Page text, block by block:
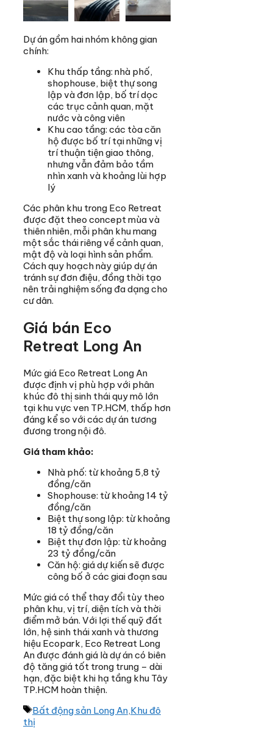
Dự án gồm hai nhóm không gian
chính:
Khu thấp tầng: nhà phố,
shophouse, biệt thự song
lập và đơn lập, bố trí dọc
các trục cảnh quan, mặt
nước và công viên
Khu cao tầng: các tòa căn
hộ được bố trí tại những vị
trí thuận tiện giao thông,
nhưng vẫn đảm bảo tầm
nhìn xanh và khoảng lùi hợp
lý
Các phân khu trong Eco Retreat
được đặt theo concept mùa và
thiên nhiên, mỗi phân khu mang
một sắc thái riêng về cảnh quan,
mật độ và loại hình sản phẩm.
Cách quy hoạch này giúp dự án
tránh sự đơn điệu, đồng thời tạo
nên trải nghiệm sống đa dạng cho
cư dân.
Giá bán Eco
Retreat Long An
Mức giá Eco Retreat Long An
được định vị phù hợp với phân
khúc đô thị sinh thái quy mô lớn
tại khu vực ven TP.HCM, thấp hơn
đáng kể so với các dự án tương
đương trong nội đô.
Giá tham khảo:
Nhà phố: từ khoảng 5,8 tỷ
đồng/căn
Shophouse: từ khoảng 14 tỷ
đồng/căn
Biệt thự song lập: từ khoảng
18 tỷ đồng/căn
Biệt thự đơn lập: từ khoảng
23 tỷ đồng/căn
Căn hộ: giá dự kiến sẽ được
công bố ở các giai đoạn sau
Mức giá có thể thay đổi tùy theo
phân khu, vị trí, diện tích và thời
điểm mở bán. Với lợi thế quỹ đất
lớn, hệ sinh thái xanh và thương
hiệu Ecopark, Eco Retreat Long
An được đánh giá là dự án có biên
độ tăng giá tốt trong trung – dài
hạn, đặc biệt khi hạ tầng khu Tây
TP.HCM hoàn thiện.
Thẻ
Bất động sản Long An,Khu đô
thị